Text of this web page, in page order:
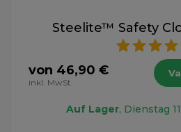
Steelite™ Safety
von 46,90 €
inkl. MwSt.
Auf Lager, Dienstag